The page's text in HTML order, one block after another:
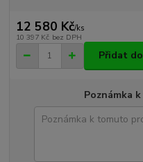
12 580 Kč/ks
10 397 Kč bez DPH
Přidat
Poznámka